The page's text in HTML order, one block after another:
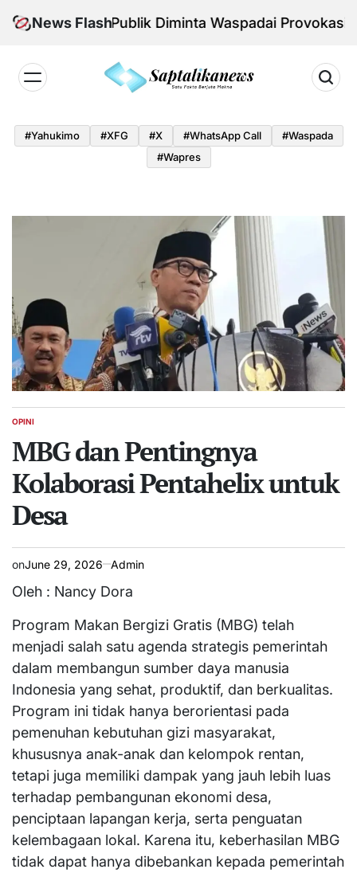
News Flash
Aman, Publik Diminta Waspadai Provokasi Jelang
#yahukimo #XFG #x #WhatsApp Call
#waspada
#Wapres
POSTED
OPINI
MBG dan Pentingnya
Kolaborasi Pentahelix untuk
Desa
onJune 29, 2026 Admin
Oleh : Nancy Dora
Program Makan Bergizi Gratis (MBG) telah
menjadi salah satu agenda strategis pemerintah
dalam membangun sumber daya manusia
Indonesia yang sehat, produktif, dan berkualitas.
Program ini tidak hanya berorientasi pada
pemenuhan kebutuhan gizi masyarakat,
khususnya anak-anak dan kelompok rentan,
tetapi juga memiliki dampak yang jauh lebih luas
terhadap pembangunan ekonomi desa,
penciptaan lapangan kerja, serta penguatan
kelembagaan lokal. Karena itu, keberhasilan MBG
tidak dapat hanya dibebankan kepada pemerintah